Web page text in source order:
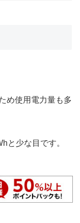
め使用電力量も多
と少な目です。